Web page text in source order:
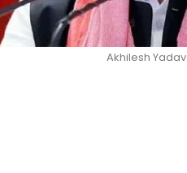
Akhilesh Yadav